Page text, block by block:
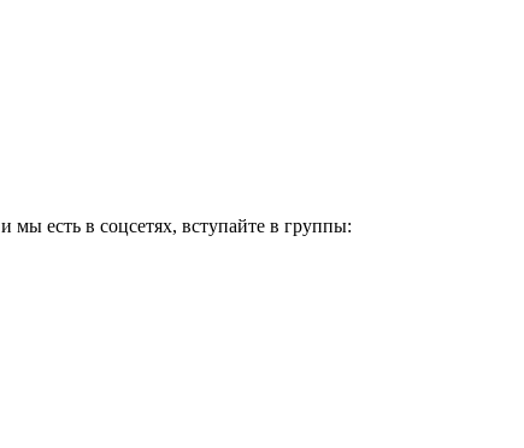
и мы есть в соцсетях, вступайте в группы: